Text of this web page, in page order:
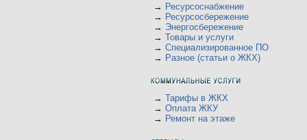
→ Ресурсоснабжение
→ Ресурсосбережение
→ Энергосбережение
→ Товары и услуги
→ Специализированное ПО
→ Разное (статьи о ЖКХ)
→ Тарифы в ЖКХ
→ Оплата ЖКУ
→ Ремонт на этаже